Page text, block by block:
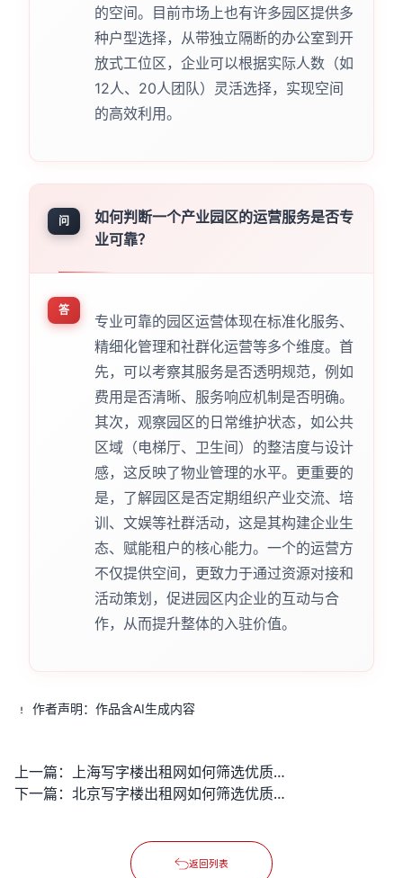
的空间。目前市场上也有许多园区提供多
种户型选择，从带独立隔断的办公室到开
放式工位区，企业可以根据实际人数（如
12人、20人团队）灵活选择，实现空间
的高效利用。
问
如何判断一个产业园区的运营服务是否专
业可靠？
答
专业可靠的园区运营体现在标准化服务、
精细化管理和社群化运营等多个维度。首
先，可以考察其服务是否透明规范，例如
费用是否清晰、服务响应机制是否明确。
其次，观察园区的日常维护状态，如公共
区域（电梯厅、卫生间）的整洁度与设计
感，这反映了物业管理的水平。更重要的
是，了解园区是否定期组织产业交流、培
训、文娱等社群活动，这是其构建企业生
态、赋能租户的核心能力。一个的运营方
不仅提供空间，更致力于通过资源对接和
活动策划，促进园区内企业的互动与合
作，从而提升整体的入驻价值。
作者声明：作品含AI生成内容
上一篇：
上海写字楼出租网如何筛选优质房源？
下一篇：
北京写字楼出租网如何筛选优质房源？
返回列表